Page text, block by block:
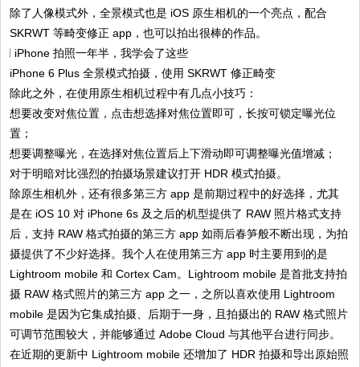
除了人像模式外，全景模式也是 iOS 原生相机的一个亮点，配合
SKRWT 等畸变修正 app，也可以拍出很棒的作品。
iPhone 6 Plus 全景模式拍摄，使用 SKRWT 修正畸变
除此之外，在使用原生相机过程中有几点小技巧：
想要改变对焦位置，点击想选择对焦位置即可，长按可锁定曝光位
置；
想要调整曝光，在选择对焦位置后上下滑动即可调整曝光值增减；
对于明暗对比强烈的拍摄场景建议打开 HDR 模式拍摄。
除原生相机外，还有很多第三方 app 是前期过程中的好选择，尤其
是在 iOS 10 对 iPhone 6s 及之后的机型提供了 RAW 照片格式支持
后，支持 RAW 格式拍摄的第三方 app 如雨后春笋般不断出现，为拍
摄提供了不少好选择。我个人在使用第三方 app 时主要用到的是
Lightroom mobile 和 Cortex Cam。Lightroom mobile 是首批支持拍
摄 RAW 格式照片的第三方 app 之一，之所以喜欢使用 Lightroom
mobile 是因为它集成拍摄、后期于一身，且拍摄出的 RAW 格式照片
可调节范围较大，并能够通过 Adobe Cloud 与其他平台进行同步。
在近期的更新中 Lightroom mobile 还增加了 HDR 拍摄和导出原始照